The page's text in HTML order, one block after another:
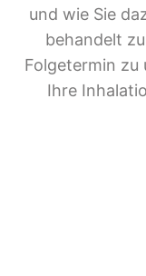
und wie Sie
behandelt
Folgetermin zu
Ihre